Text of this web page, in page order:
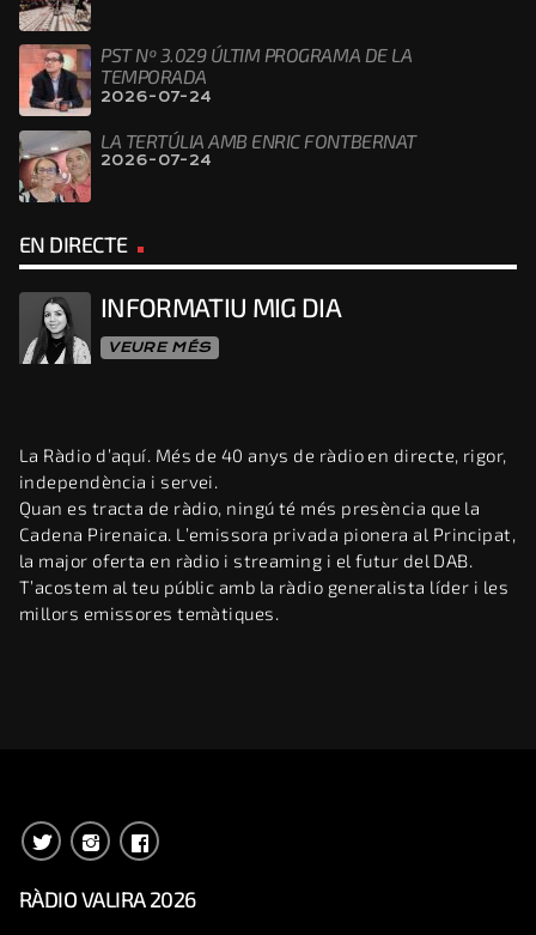
PST Nº 3.029 ÚLTIM PROGRAMA DE LA
TEMPORADA
2026-07-24
LA TERTÚLIA AMB ENRIC FONTBERNAT
2026-07-24
EN DIRECTE
INFORMATIU MIG DIA
VEURE MÉS
La Ràdio d’aquí. Més de 40 anys de ràdio en directe, rigor,
independència i servei.
Quan es tracta de ràdio, ningú té més presència que la
Cadena Pirenaica. L’emissora privada pionera al Principat,
la major oferta en ràdio i streaming i el futur del DAB.
T’acostem al teu públic amb la ràdio generalista líder i les
millors emissores temàtiques.
RÀDIO VALIRA 2026